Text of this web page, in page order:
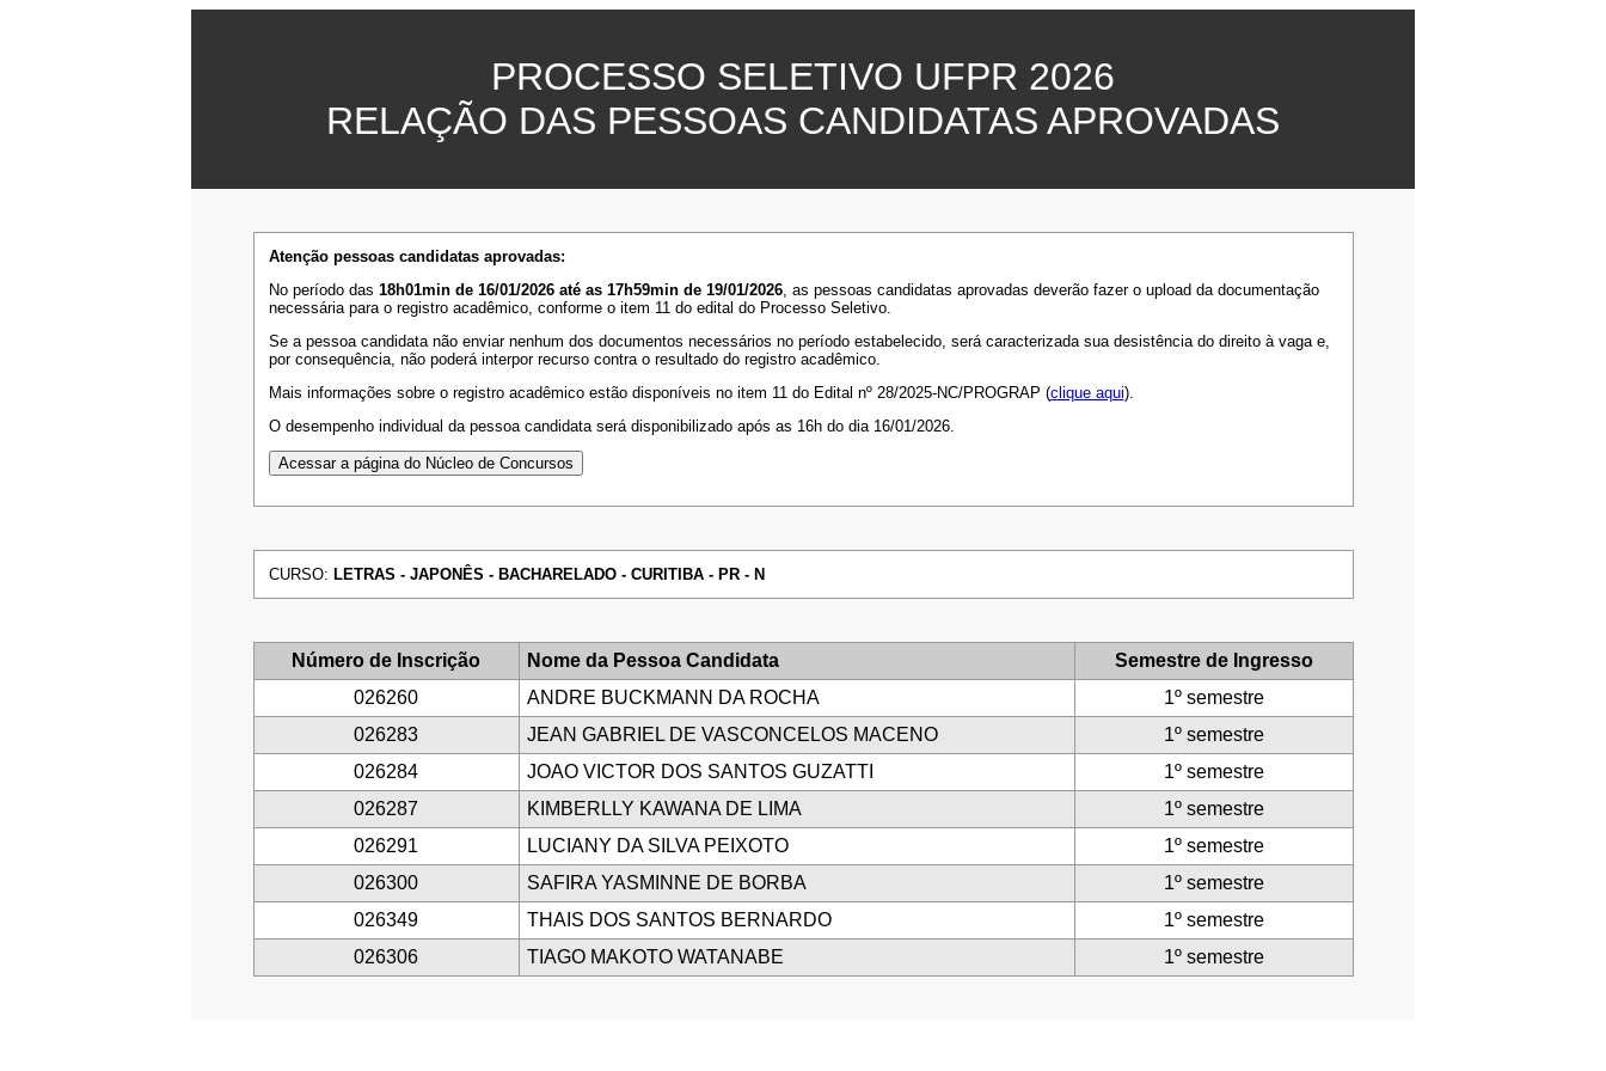
PROCESSO SELETIVO UFPR 2026
RELAÇÃO DAS PESSOAS CANDIDATAS APROVADAS
Atenção pessoas candidatas aprovadas:
No período das 18h01min de 16/01/2026 até as 17h59min de 19/01/2026, as pessoas candidatas aprovadas deverão fazer o upload da documentação
necessária para o registro acadêmico, conforme o item 11 do edital do Processo Seletivo.
Se a pessoa candidata não enviar nenhum dos documentos necessários no período estabelecido, será caracterizada sua desistência do direito à vaga e,
por consequência, não poderá interpor recurso contra o resultado do registro acadêmico.
Mais informações sobre o registro acadêmico estão disponíveis no item 11 do Edital nº 28/2025-NC/PROGRAP (clique aqui).
O desempenho individual da pessoa candidata será disponibilizado após as 16h do dia 16/01/2026.
CURSO: LETRAS - JAPONÊS - BACHARELADO - CURITIBA - PR - N
Número de Inscrição Nome da Pessoa Candidata
Semestre de Ingresso
026260
ANDRE BUCKMANN DA ROCHA
1º semestre
026283
JEAN GABRIEL DE VASCONCELOS MACENO
1º semestre
026284
JOAO VICTOR DOS SANTOS GUZATTI
1º semestre
026287
KIMBERLLY KAWANA DE LIMA
1º semestre
026291
LUCIANY DA SILVA PEIXOTO
1º semestre
026300
SAFIRA YASMINNE DE BORBA
1º semestre
026349
THAIS DOS SANTOS BERNARDO
1º semestre
026306
TIAGO MAKOTO WATANABE 1º semestre